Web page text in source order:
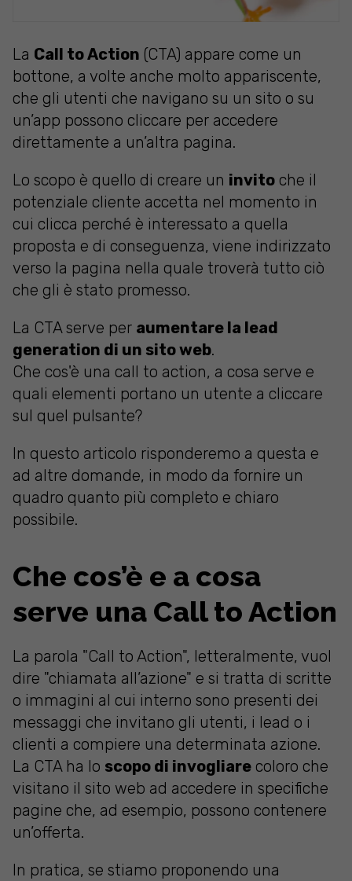
La Call to Action (CTA) appare come un
bottone, a volte anche molto appariscente,
che gli utenti che navigano su un sito o su
un’app possono cliccare per accedere
direttamente a un’altra pagina.
Lo scopo è quello di creare un invito che il
potenziale cliente accetta nel momento in
cui clicca perché è interessato a quella
proposta e di conseguenza, viene indirizzato
verso la pagina nella quale troverà tutto ciò
che gli è stato promesso.
La CTA serve per aumentare la lead
generation di un sito web.
Che cos'è una call to action, a cosa serve e
quali elementi portano un utente a cliccare
sul quel pulsante?
In questo articolo risponderemo a questa e
ad altre domande, in modo da fornire un
quadro quanto più completo e chiaro
possibile.
Che cos’è e a cosa
serve una Call to Action
La parola "Call to Action", letteralmente, vuol
dire "chiamata all’azione" e si tratta di scritte
o immagini al cui interno sono presenti dei
messaggi che invitano gli utenti, i lead o i
clienti a compiere una determinata azione.
La CTA ha lo scopo di invogliare coloro che
visitano il sito web ad accedere in specifiche
pagine che, ad esempio, possono contenere
un’offerta.
In pratica, se stiamo proponendo una